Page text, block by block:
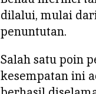
2
4
M
dilalui, mulai
penuntutan.
Salah satu poin
kesempatan ini